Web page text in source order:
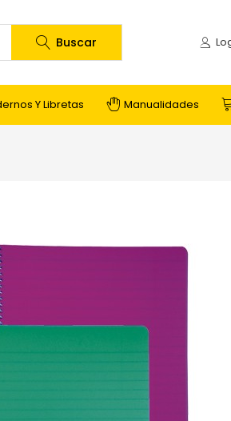
Buscar
Y Libretas Manualidades